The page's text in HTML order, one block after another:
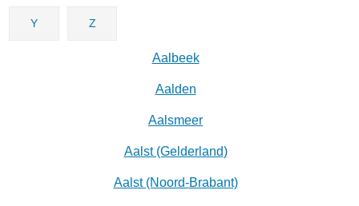
Y Z
Aalbeek
Aalden
Aalsmeer
Aalst (Gelderland)
Aalst (Noord-Brabant)